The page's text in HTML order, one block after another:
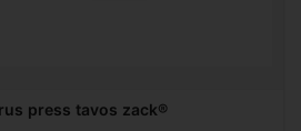
press tavos zack®